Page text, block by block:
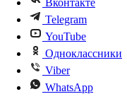
Вконтакте
Telegram
YouTube
Одноклассники
Viber
WhatsApp